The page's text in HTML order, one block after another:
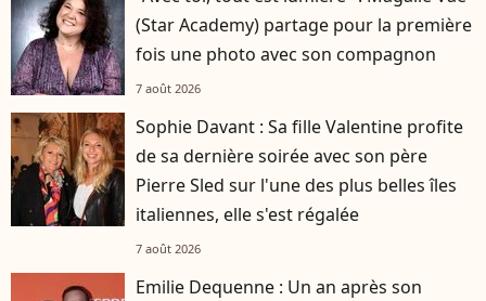
(Star Academy) partage pour la première
fois une photo avec son compagnon
7 août 2026
Sophie Davant : Sa fille Valentine profite
de sa dernière soirée avec son père
Pierre Sled sur l'une des plus belles îles
italiennes, elle s'est régalée
7 août 2026
Emilie Dequenne : Un an après son